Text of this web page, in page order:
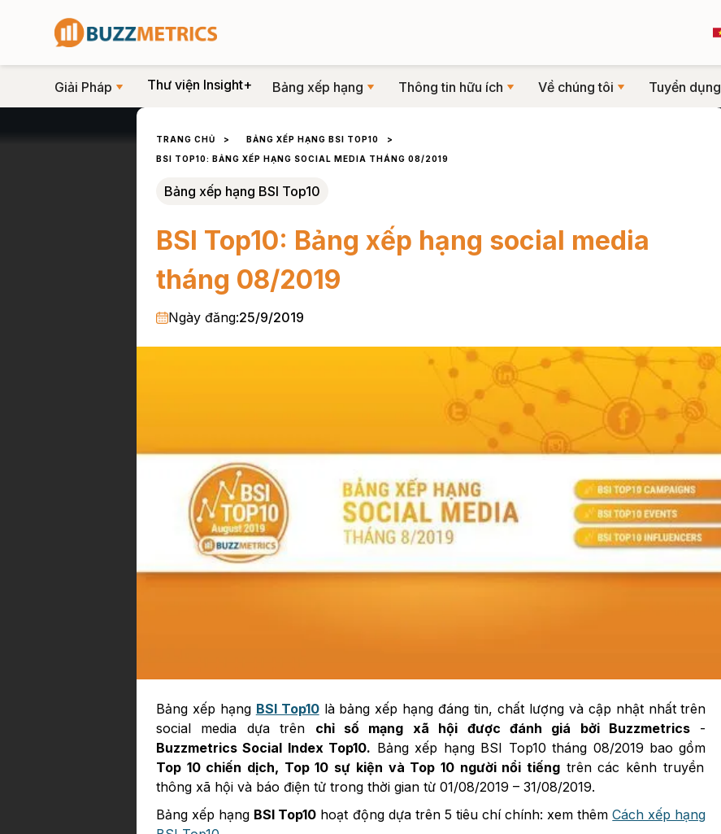
Giải Pháp Thư viện Insight+ Bảng xếp hạng Thông tin hữu ích Về chúng tôi Tuyển dụng
TRANG CHỦ > BẢNG XẾP HẠNG BSI TOP10
>
BSI TOP10: BẢNG XẾP HẠNG SOCIAL MEDIA THÁNG 08/2019
Bảng xếp hạng BSI Top10
BSI Top10: Bảng xếp hạng social media
tháng 08/2019
Ngày đăng:25/9/2019
Bảng xếp hạng BSI Top10là bảng xếp hạng đáng tin, chất lượng và cập nhật nhất trên
social media dựa trên chỉ số mạng xã hội được đánh giá bởi Buzzmetrics -
Buzzmetrics Social Index Top10. Bảng xếp hạng BSI Top10 tháng 08/2019 bao gồm
Top 10 chiến dịch, Top 10 sự kiện và Top 10 người nổi tiếngtrên các kênh truyền
thông xã hội và báo điện tử trong thời gian từ 01/08/2019 – 31/08/2019.
Bảng xếp hạng BSI Top10 hoạt động dựa trên 5 tiêu chí chính: xem thêmCách xếp hạng